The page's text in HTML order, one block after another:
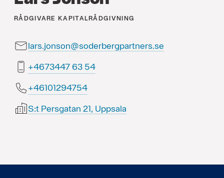
RÅDGIVARE KAPITALRÅDGIVNING
lars.jonson@soderbergpartners.se
45 36 7443764+
45749210164+
S:t Persgatan 21, Uppsala